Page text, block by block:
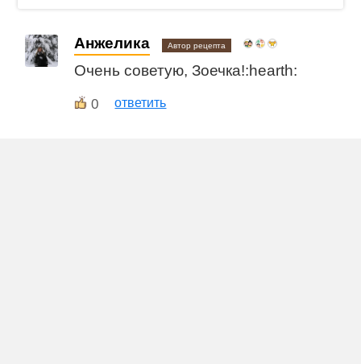
Анжелика Автор рецепта
Очень советую, Зоечка!:hearth:
0 ответить